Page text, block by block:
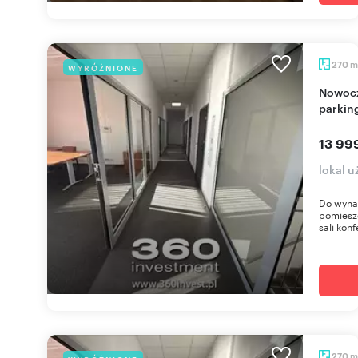
WYRÓŻNIONE 270 m
Nowoczesny lokal biurowy 270 m² z klimatyzacją i
13
lokal
Do
sali
270 m